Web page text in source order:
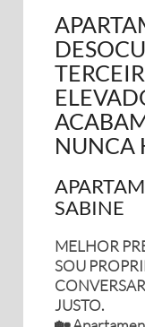
NUNCA
SABINE
MELHOR
SOU
JUSTO.